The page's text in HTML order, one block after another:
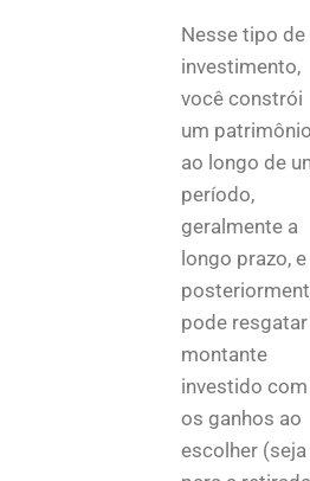
Nesse tipo de
investimento,
você constrói
um patrimônio
ao longo de
período,
geralmente a
longo prazo, e
pode
montante
investido com
os ganhos ao
escolher (seja